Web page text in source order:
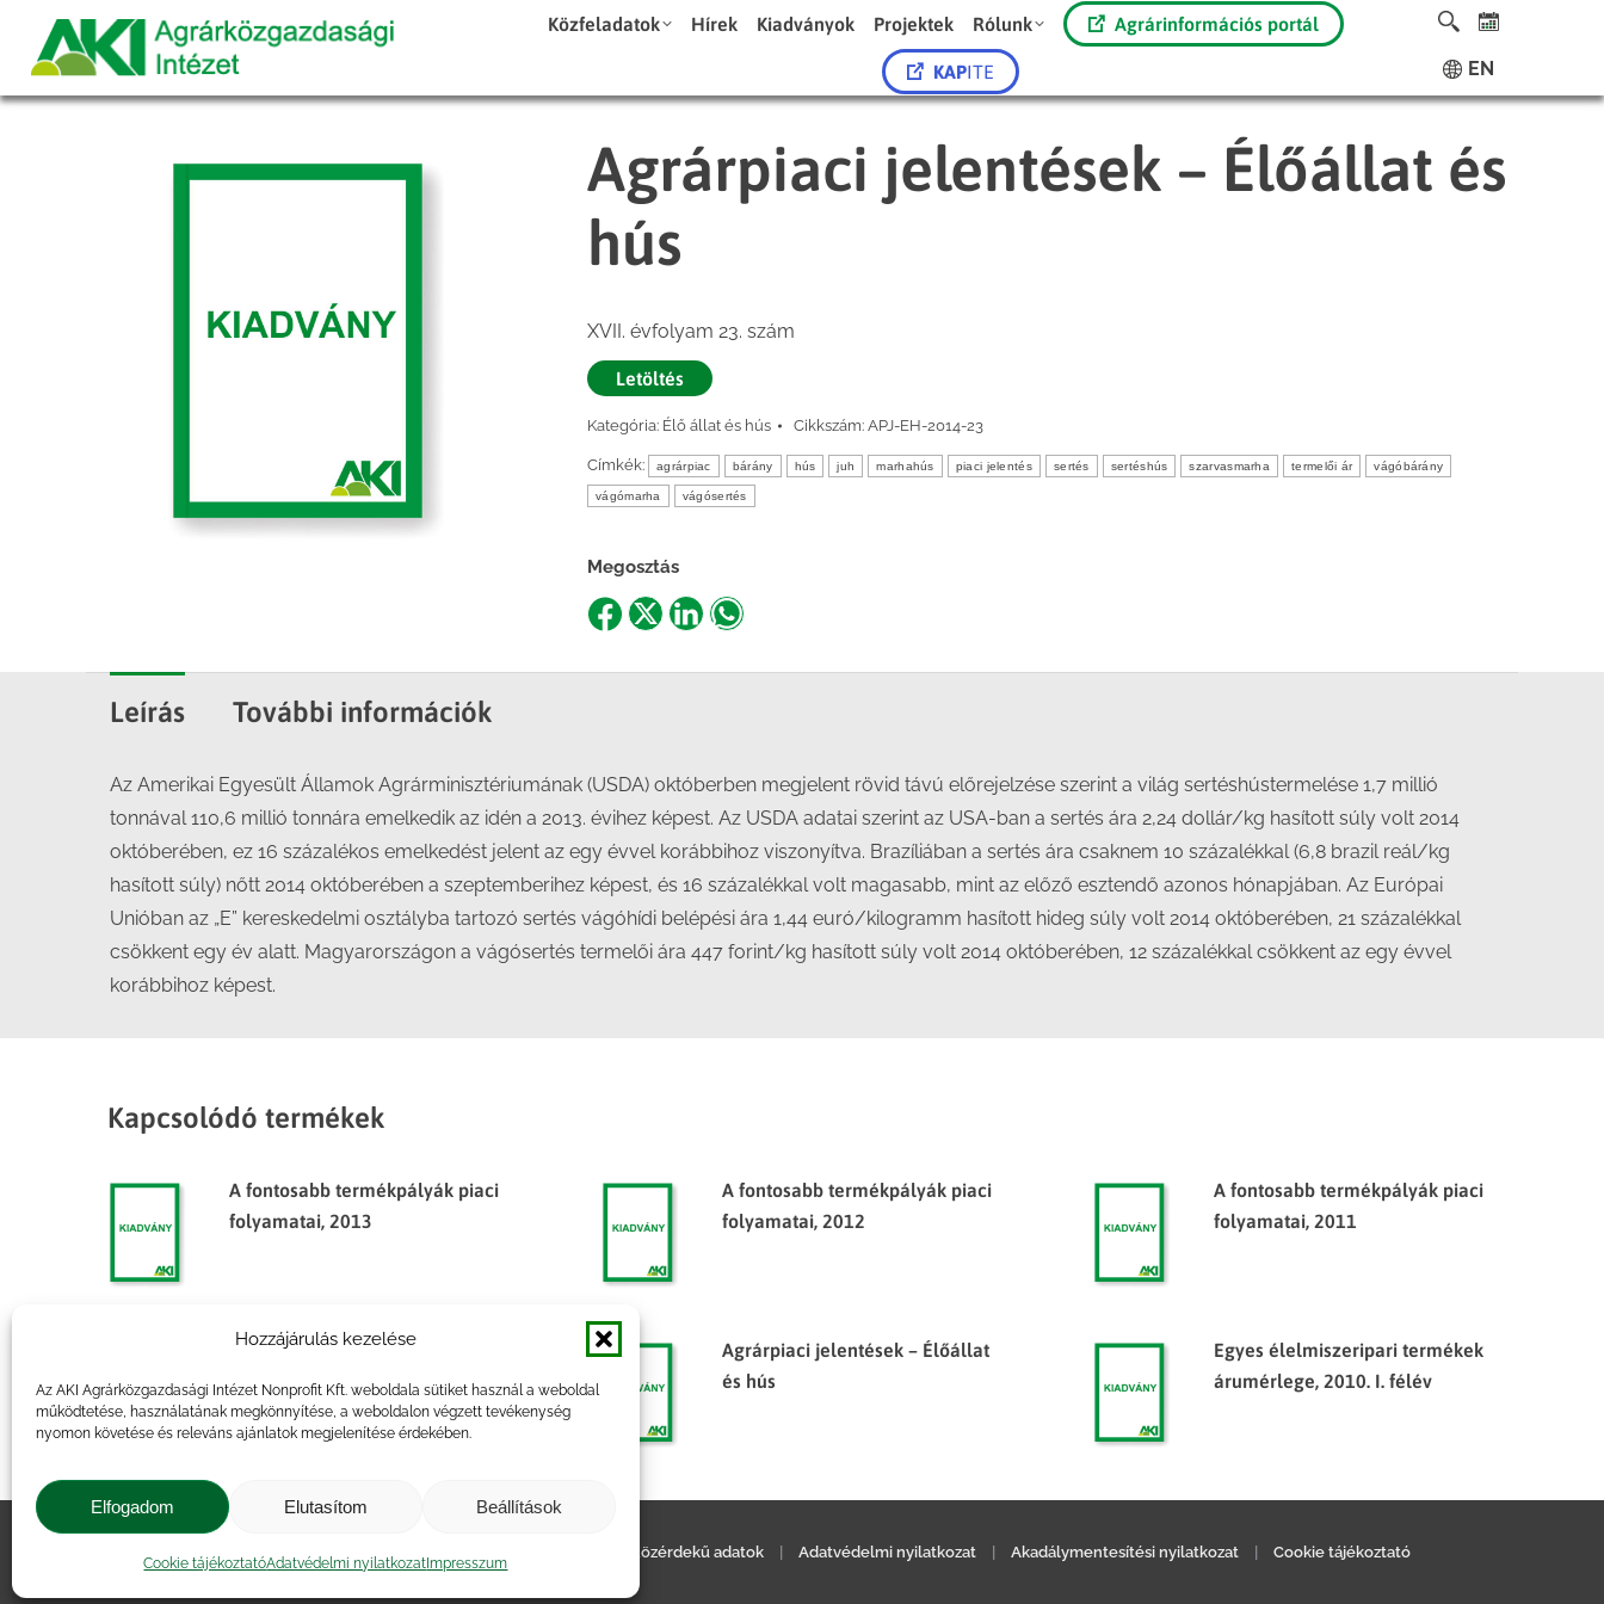
Hozzájárulás kezelése
Az AKI Agrárközgazdasági Intézet Nonprofit Kft. weboldala sütiket használ a weboldal
működtetése, használatának megkönnyítése, a weboldalon végzett tevékenység
nyomon követése és releváns ajánlatok megjelenítése érdekében.
Elfogadom Elutasítom Beállítások
Cookie tájékoztatóAdatvédelmi nyilatkozat Impresszum
Közfeladatok Hírek Kiadványok Projektek Rólunk Agrárinformációs portál
KAPITE EN
Agrárpiaci jelentések – Élőállat és
hús
XVII. évfolyam 23. szám
Letöltés
Kategória: Élő állat és hús Cikkszám: APJ-EH-2014-23
Címkék: agrárpiac bárány hús juh marhahús piaci jelentés sertés sertéshús szarvasmarha termelői ár vágóbárány
vágómarha vágósertés
Megosztás
ShareShareShareShare
Leírás További információk
Az Amerikai Egyesült Államok Agrárminisztériumának (USDA) októberben megjelent rövid távú előrejelzése szerint a világ sertéshústermelése 1,7 millió
tonnával 110,6 millió tonnára emelkedik az idén a 2013. évihez képest. Az USDA adatai szerint az USA-ban a sertés ára 2,24 dollár/kg hasított súly volt 2014
októberében, ez 16 százalékos emelkedést jelent az egy évvel korábbihoz viszonyítva. Brazíliában a sertés ára csaknem 10 százalékkal (6,8 brazil reál/kg
hasított súly) nőtt 2014 októberében a szeptemberihez képest, és 16 százalékkal volt magasabb, mint az előző esztendő azonos hónapjában. Az Európai
Unióban az „E” kereskedelmi osztályba tartozó sertés vágóhídi belépési ára 1,44 euró/kilogramm hasított hideg súly volt 2014 októberében, 21 százalékkal
csökkent egy év alatt. Magyarországon a vágósertés termelői ára 447 forint/kg hasított súly volt 2014 októberében, 12 százalékkal csökkent az egy évvel
korábbihoz képest.
Kapcsolódó termékek
A fontosabb termékpályák piaci
folyamatai, 2013
A fontosabb termékpályák piaci
folyamatai, 2012
A fontosabb termékpályák piaci
folyamatai, 2011
Agrárpiaci jelentések – Élőállat
és hús
Agrárpiaci jelentések – Élőállat
és hús
Egyes élelmiszeripari termékek
árumérlege, 2010. I. félév
Impresszum Kapcsolat Közérdekű adatok Adatvédelmi nyilatkozat Akadálymentesítési nyilatkozat Cookie tájékoztató